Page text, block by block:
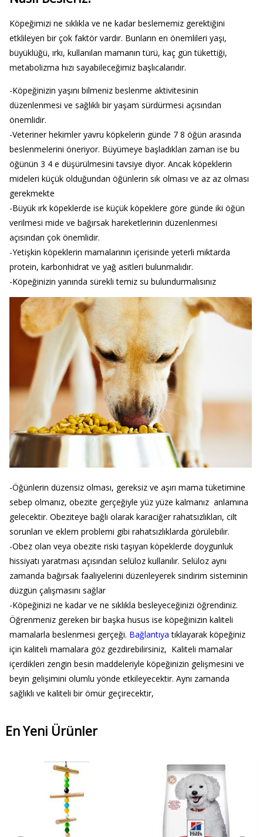
Köpeğimizi ne sıklıkla ve ne kadar beslememiz gerektiğini
etklileyen bir çok faktör vardır. Bunların en önemlileri yaşı,
büyüklüğü, ırkı, kullanılan mamanın türü, kaç gün tükettiği,
metabolizma hızı sayabileceğimiz başlıcalarıdır.
-Köpeğinizin yaşını bilmeniz beslenme aktivitesinin
düzenlenmesi ve sağlıklı bir yaşam sürdürmesi açısından
önemlidir.
-Veteriner hekimler yavru köpkelerin günde 7 8 öğün arasında
beslenmelerini öneriyor. Büyümeye başladıkları zaman ise bu
öğünün 3 4 e düşürülmesini tavsiye diyor. Ancak köpeklerin
mideleri küçük olduğundan öğünlerin sık olması ve az az olması
gerekmekte
-Büyük ırk köpeklerde ise küçük köpeklere göre günde iki öğün
verilmesi mide ve bağırsak hareketlerinin düzenlenmesi
açısından çok önemlidir.
-Yetişkin köpeklerin mamalarının içerisinde yeterli miktarda
protein, karbonhidrat ve yağ asitleri bulunmalıdır.
-Köpeğinizin yanında sürekli temiz su bulundurmalısınız
-Öğünlerin düzensiz olması, gereksiz ve aşırı mama tüketimine
sebep olmanız, obezite gerçeğiyle yüz yüze kalmanız anlamına
gelecektir. Obeziteye bağlı olarak karaciğer rahatsızlıkları, cilt
sorunları ve eklem problemi gibi rahatsızlıklarda görülebilir.
-Obez olan veya obezite riski taşıyan köpeklerde doygunluk
hissiyatı yaratması açısından selüloz kullanılır. Selüloz aynı
zamanda bağırsak faaliyelerini düzenleyerek sindirim sisteminin
düzgün çalışmasını sağlar
-Köpeğinizi ne kadar ve ne sıklıkla besleyeceğinizi öğrendiniz.
Öğrenmeniz gereken bir başka husus ise köpeğinizin kaliteli
mamalarla beslenmesi gerçeği. Bağlantıya tıklayarak köpeğiniz
için kaliteli mamalara göz gezdirebilirsiniz, Kaliteli mamalar
içerdikleri zengin besin maddeleriyle köpeğinizin gelişmesini ve
beyin gelişimini olumlu yönde etkileyecektir. Aynı zamanda
sağlıklı ve kaliteli bir ömür geçirecektir,
En Yeni Ürünler